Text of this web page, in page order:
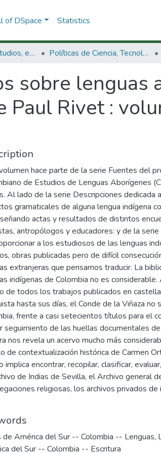
of DSpace Statistics
3.2.1. Políticas, estudios, evaluaciones e indicadores de CTeI Políticas de Ciencia, Tecnología e Innovación
sobre lenguas
Paul Rivet :
hace parte de la serie Fuentes del
de Estudios de Lenguas Aborígenes
Al lado de la serie Descripciones dedicada
gramaticales de alguna lengua indígena
actas y resultados de distintos
antropólogos y educadores: y de la
a los estudiosos de las lenguas
obras publicadas pero de difícil
extranjeras que pensamos traducir. La
indígenas de Colombia no es
de todos los trabajos publicados en
hasta sus días, el Conde de la Viñaza
frente a casi setecientos títulos para el
seguimiento de las huellas documentales
nos revela un acervo mucho más
de contextualización histórica de Carmen
implica encontrar, recopilar, clasificar,
de Indias de Sevilla, el Archivo general
religiosas, los archivos privados
de América del Sur -- Colombia -- Lenguas,
del Sur -- Colombia -- Escritura